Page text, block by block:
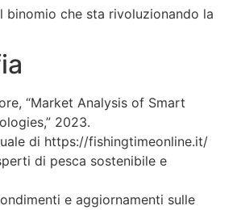
binomio che sta rivoluzionando la
“Market Analysis of Smart
2023.
di https://fishingtimeonline.it/
di pesca sostenibile e
e aggiornamenti sulle